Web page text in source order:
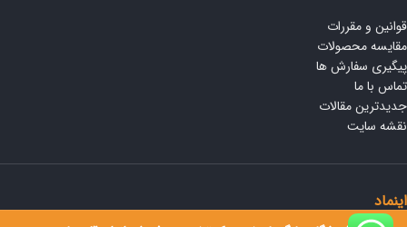
قوانین و مقررات
مقایسه محصولات
پیگیری سفارش ها
تماس با ما
جدیدترین مقالات
نقشه سایت
اینماد